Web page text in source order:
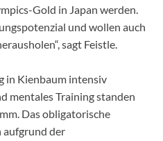
Gold in Japan werden.
und wollen auch
sagt Feistle.
in Kienbaum intensiv
mentales Training standen
Das obligatorische
aufgrund der